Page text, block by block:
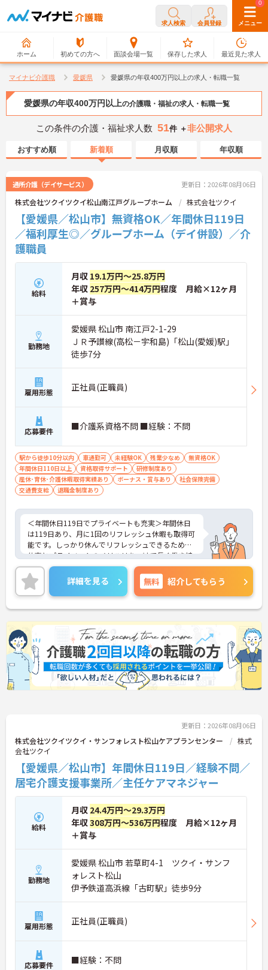
求人検索 会員登録 メニュー
ホーム 初めての方へ 面談会場一覧
0
保存した求人
0
最近見た求人
マイナビ介護職 愛媛県 愛媛県の年収400万円以上の求人・転職一覧
愛媛県の年収400万円以上の介護職・福祉の求人・転職一覧
この条件の介護・福祉求人数 51件 ＋非公開求人
おすすめ順 新着順 月収順 年収順
通所介護（デイサービス） 更新日：2026年08月06日
株式会社ツクイツクイ松山南江戸グループホーム 株式会社ツクイ
【愛媛県／松山市】無資格OK／年間休日119日
／福利厚生◎／グループホーム（デイ併設）／介
護職員
給料
月収 19.1万円～25.8万円
年収 257万円～414万円程度 月給×12ヶ月
＋賞与
勤務地
愛媛県 松山市 南江戸2-1-29
ＪＲ予讃線(高松－宇和島)「松山(愛媛)駅」
徒歩7分
雇用形態 正社員(正職員)
応募要件 ■介護系資格不問 ■経験：不問
駅から徒歩10分以内 車通勤可 未経験OK 残業少なめ
無資格OK
年間休日110日以上
資格取得サポート
研修制度あり
産休･育休･介護休暇取得実績あり
ボーナス・賞与あり
社会保険完備
交通費支給
退職金制度あり
＜年間休日119日でプライベートも充実＞年間休日
は119日あり、月に1回のリフレッシュ休暇も取得可
能です。しっかり休んでリフレッシュできるため、
仕事とプライベートのメリハリをつけて長く働き続
けられます。ワークライフバランスを重視したい方
にも安心の環境です。
＜少人数でじっくり向き合う「アットホームなケ
ア」＞
認知症の高齢者の方が少人数のユニット単位で共同
生活を送るグループホームです。大人数の施設とは
異なり、お一人おひとりに寄り添った丁寧なケアが
できるのが最大の魅力です。食事や入浴の介助だけ
でなく、一緒にレクリエーションを楽しんだり、食
事を作ったりと、家庭的な雰囲気の中で精神的な安
定や自立を支えます。利用者様との距離が近く、
日々のふれあいを大切にしたい方にぴったりの職場
詳細を見る 無料 紹介してもらう
更新日：2026年08月06日
株式会社ツクイツクイ・サンフォレスト松山ケアプランセンター
株式
会社ツクイ
【愛媛県／松山市】年間休日119日／経験不問／
居宅介護支援事業所／主任ケアマネジャー
給料
月収 24.4万円～29.3万円
年収308万円～536万円程度 月給×12ヶ月
＋賞与
勤務地
愛媛県 松山市 若草町4-1 ツクイ・サンフ
ォレスト松山
伊予鉄道高浜線「古町駅」徒歩9分
雇用形態 正社員(正職員)
応募要件 ■経験：不問